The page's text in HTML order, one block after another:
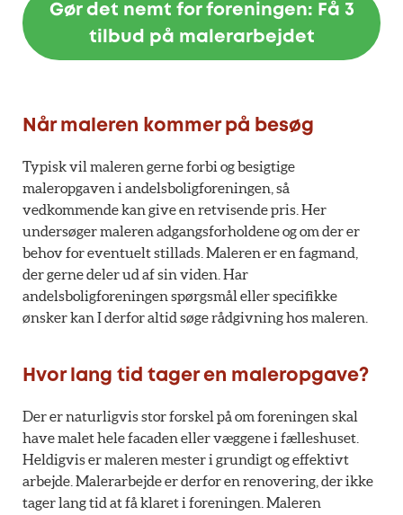
Gør det nemt for foreningen: Få 3
tilbud på malerarbejdet
Når maleren kommer på besøg
Typisk vil maleren gerne forbi og besigtige
maleropgaven i andelsboligforeningen, så
vedkommende kan give en retvisende pris. Her
undersøger maleren adgangsforholdene og om der er
behov for eventuelt stillads. Maleren er en fagmand,
der gerne deler ud af sin viden. Har
andelsboligforeningen spørgsmål eller specifikke
ønsker kan I derfor altid søge rådgivning hos maleren.
Hvor lang tid tager en maleropgave?
Der er naturligvis stor forskel på om foreningen skal
have malet hele facaden eller væggene i fælleshuset.
Heldigvis er maleren mester i grundigt og effektivt
arbejde. Malerarbejde er derfor en renovering, der ikke
tager lang tid at få klaret i foreningen. Maleren